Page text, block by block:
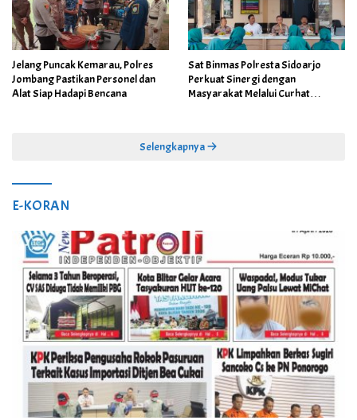
Jelang Puncak Kemarau, Polres
Jombang Pastikan Personel dan
Alat Siap Hadapi Bencana
Sat Binmas Polresta Sidoarjo
Perkuat Sinergi dengan
Masyarakat Melalui Curhat
Selengkapnya
E-KORAN